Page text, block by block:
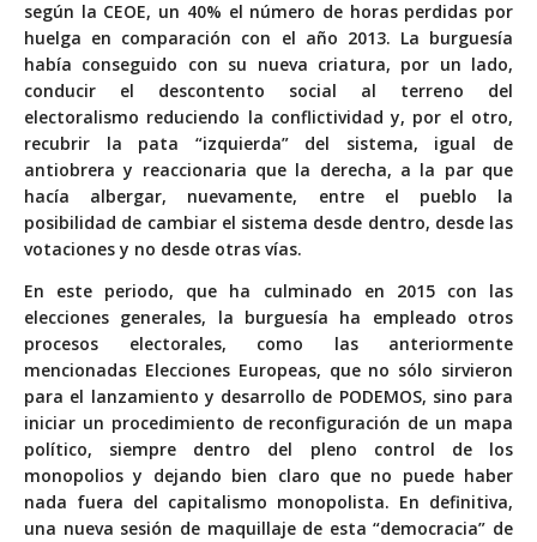
según la CEOE, un 40% el número de horas perdidas por
huelga en comparación con el año 2013. La burguesía
había conseguido con su nueva criatura, por un lado,
conducir el descontento social al terreno del
electoralismo reduciendo la conflictividad y, por el otro,
recubrir la pata “izquierda” del sistema, igual de
antiobrera y reaccionaria que la derecha, a la par que
hacía albergar, nuevamente, entre el pueblo la
posibilidad de cambiar el sistema desde dentro, desde las
votaciones y no desde otras vías.
En este periodo, que ha culminado en 2015 con las
elecciones generales, la burguesía ha empleado otros
procesos electorales, como las anteriormente
mencionadas Elecciones Europeas, que no sólo sirvieron
para el lanzamiento y desarrollo de PODEMOS, sino para
iniciar un procedimiento de reconfiguración de un mapa
político, siempre dentro del pleno control de los
monopolios y dejando bien claro que no puede haber
nada fuera del capitalismo monopolista. En definitiva,
una nueva sesión de maquillaje de esta “democracia” de